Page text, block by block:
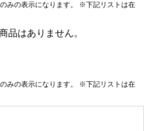
みの表示になります。 ※下記リストは在
品はありません。
みの表示になります。 ※下記リストは在